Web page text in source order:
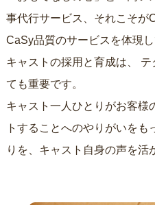
事代行サービス、それこそが
CaSy品質のサービスを体現
キャストの採用と育成は、
ても重要です。
キャスト一人ひとりがお客様
トすることへのやりがいをも
りを、キャスト自身の声を活